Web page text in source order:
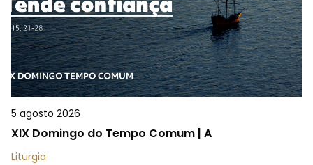
5 agosto 2026
XIX Domingo do Tempo Comum | A
Liturgia